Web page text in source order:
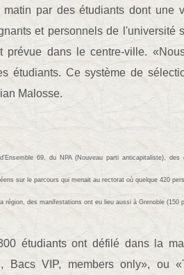
par des étudiants dont une
et personnels de l'université
prévue dans le centre-ville.
étudiants. Ce système de
Malosse.
69, du NPA (Nouveau parti anticapitaliste),
sur le parcours qui menait au rectorat où quelque 420
région, des manifestations ont eu lieu aussi à Grenoble (150
étudiants ont défilé dans la
Bacs VIP, members only», ou